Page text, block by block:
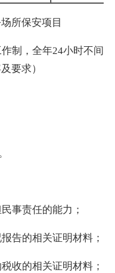
所保安项目
制，全年24小时不间
要求）
事责任的能力；
告的相关证明材料；
收的相关证明材料；